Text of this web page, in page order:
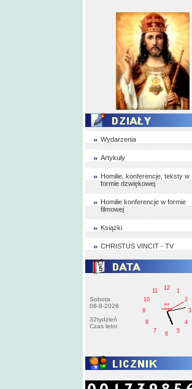
Wydarzenia
Artykuły
Homilie, konferencje, teksty w
formie dzwiękowej
Homilie konferencje w formie
filmowej
Książki
CHRISTUS VINCIT - TV
Sobota
08-8-2026
32tydzień
Czas letni
1
2
3
4
5
6
7
8
9
10
11
12
AM
sobota